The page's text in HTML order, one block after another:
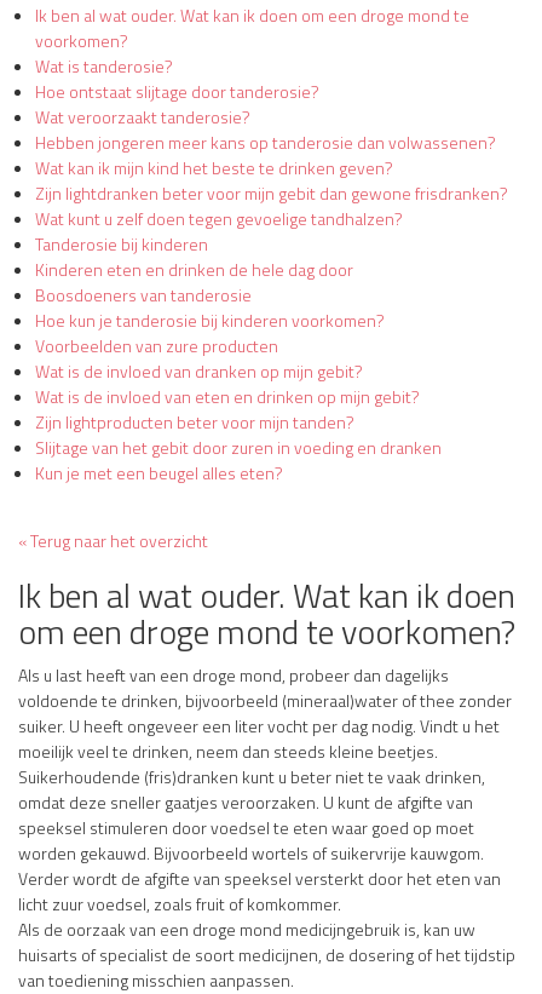
Ik ben al wat ouder. Wat kan ik doen om een droge mond te
voorkomen?
Wat is tanderosie?
Hoe ontstaat slijtage door tanderosie?
Wat veroorzaakt tanderosie?
Hebben jongeren meer kans op tanderosie dan volwassenen?
Wat kan ik mijn kind het beste te drinken geven?
Zijn lightdranken beter voor mijn gebit dan gewone frisdranken?
Wat kunt u zelf doen tegen gevoelige tandhalzen?
Tanderosie bij kinderen
Kinderen eten en drinken de hele dag door
Boosdoeners van tanderosie
Hoe kun je tanderosie bij kinderen voorkomen?
Voorbeelden van zure producten
Wat is de invloed van dranken op mijn gebit?
Wat is de invloed van eten en drinken op mijn gebit?
Zijn lightproducten beter voor mijn tanden?
Slijtage van het gebit door zuren in voeding en dranken
Kun je met een beugel alles eten?
« Terug naar het overzicht
Ik ben al wat ouder. Wat kan ik doen
om een droge mond te voorkomen?
Als u last heeft van een droge mond, probeer dan dagelijks
voldoende te drinken, bijvoorbeeld (mineraal)water of thee zonder
suiker. U heeft ongeveer een liter vocht per dag nodig. Vindt u het
moeilijk veel te drinken, neem dan steeds kleine beetjes.
Suikerhoudende (fris)dranken kunt u beter niet te vaak drinken,
omdat deze sneller gaatjes veroorzaken. U kunt de afgifte van
speeksel stimuleren door voedsel te eten waar goed op moet
worden gekauwd. Bijvoorbeeld wortels of suikervrije kauwgom.
Verder wordt de afgifte van speeksel versterkt door het eten van
licht zuur voedsel, zoals fruit of komkommer.
Als de oorzaak van een droge mond medicijngebruik is, kan uw
huisarts of specialist de soort medicijnen, de dosering of het tijdstip
van toediening misschien aanpassen.